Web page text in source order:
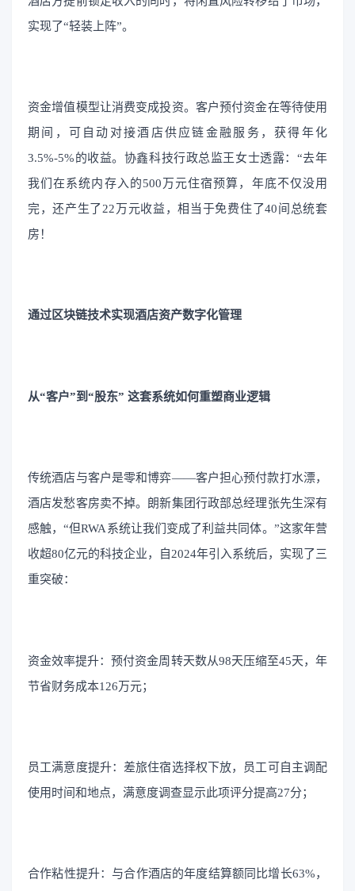
实现了“轻装上阵”。
资金增值模型让消费变成投资。客户预付资金在等待使用
期间，可自动对接酒店供应链金融服务，获得年化
3.5%-5%的收益。协鑫科技行政总监王女士透露：“去年
我们在系统内存入的500万元住宿预算，年底不仅没用
完，还产生了22万元收益，相当于免费住了40间总统套
房！
通过区块链技术实现酒店资产数字化管理
从“客户”到“股东” 这套系统如何重塑商业逻辑
传统酒店与客户是零和博弈——客户担心预付款打水漂，
酒店发愁客房卖不掉。朗新集团行政部总经理张先生深有
感触，“但RWA系统让我们变成了利益共同体。”这家年营
收超80亿元的科技企业，自2024年引入系统后，实现了三
重突破：
资金效率提升：预付资金周转天数从98天压缩至45天，年
节省财务成本126万元；
员工满意度提升：差旅住宿选择权下放，员工可自主调配
使用时间和地点，满意度调查显示此项评分提高27分；
合作粘性提升：与合作酒店的年度结算额同比增长63%，